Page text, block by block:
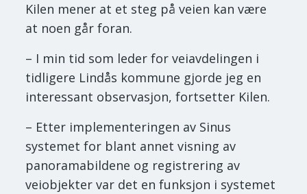
Kilen mener at et steg på veien kan være
at noen går foran.
– I min tid som leder for veiavdelingen i
tidligere Lindås kommune gjorde jeg en
interessant observasjon, fortsetter Kilen.
– Etter implementeringen av Sinus
systemet for blant annet visning av
panoramabildene og registrering av
veiobjekter var det en funksjon i systemet